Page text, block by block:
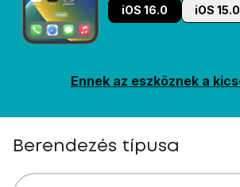
iOS 16.0
iOS 15.0
Ennek az eszköznek a
Berendezés típusa